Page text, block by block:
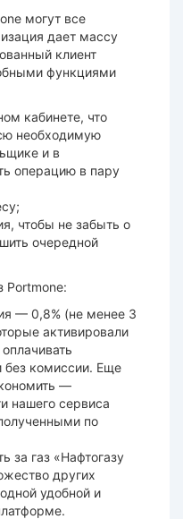
могут все
дает массу
клиент
функциями
кабинете, что
необходимую
и в
операцию в пару
чтобы не забыть о
очередной
Portmone:
— 0,8% (не менее 3
активировали
без комиссии. Еще
—
нашего сервиса
по
за газ «Нафтогазу
других
удобной и